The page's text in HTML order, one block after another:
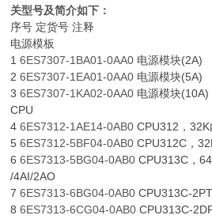
关型号及简介如下：
序号 定货号 注释
电源模板
16ES7307-1BA01-0AA0 电源模块(2A)
26ES7307-1EA01-0AA0 电源模块(5A)
36ES7307-1KA02-0AA0 电源模块(10A)
CPU
46ES7312-1AE14-0AB0 CPU312，32K
56ES7312-5BF04-0AB0 CPU312C，
66ES7313-5BG04-0AB0 CPU313C，
/4AI/2AO
76ES7313-6BG04-0AB0 CPU313C-
86ES7313-6CG04-0AB0 CPU313C-